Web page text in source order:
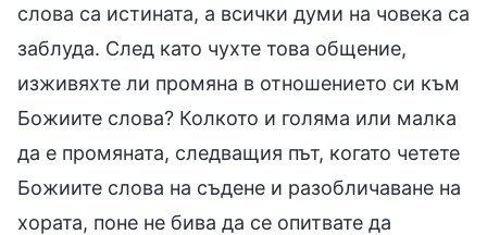
слова са истината, а всички думи на човека са
заблуда. След като чухте това общение,
изживяхте ли промяна в отношението си към
Божиите слова? Колкото и голяма или малка
да е промяната, следващия път, когато четете
Божиите слова на съдене и разобличаване на
хората, поне не бива да се опитвате да